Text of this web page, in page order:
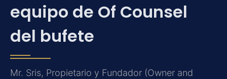
equipo de Of Counsel
del bufete
Mr. Sris, Propietario y Fundador (Owner and